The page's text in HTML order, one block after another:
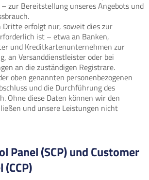
zur Bereitstellung unseres Angebots und
Dritte erfolgt nur, soweit dies zur
ist – etwa an Banken,
und Kreditkartenunternehmen zur
an Versanddienstleister oder bei
an die zuständigen Registrare.
oben genannten personenbezogenen
und die Durchführung des
Ohne diese Daten können wir den
und unsere Leistungen nicht
Panel (SCP) und Customer